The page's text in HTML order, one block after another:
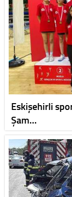
Eskişehirli
Şam…